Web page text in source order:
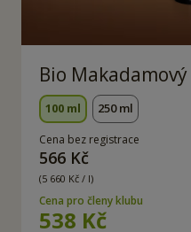
Bio
100 ml 250 ml
Cena bez registrace
566 Kč
(5 660 Kč / l)
Cena pro členy klubu
538 Kč